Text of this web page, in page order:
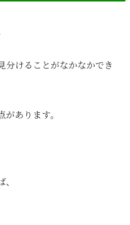
分けることがなかなかでき
あります。